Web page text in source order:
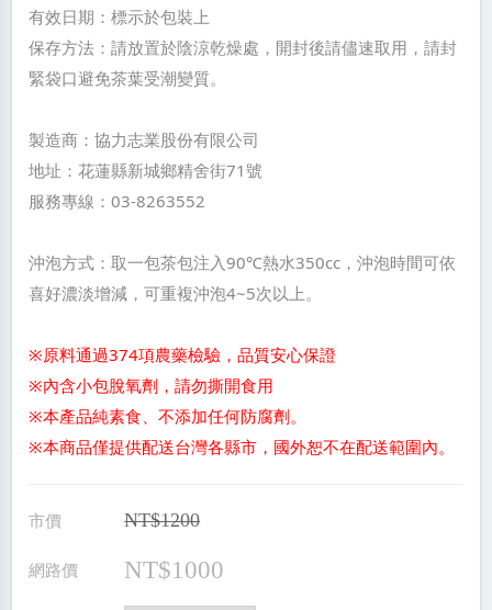
有效日期：標示於包裝上
保存方法：請放置於陰涼乾燥處，開封後請儘速取用，請封
緊袋口避免茶葉受潮變質。
製造商：協力志業股份有限公司
地址：花蓮縣新城鄉精舍街71號
服務專線：03-8263552
沖泡方式：取一包茶包注入90℃熱水350cc，沖泡時間可依
喜好濃淡增減，可重複沖泡4~5次以上。
※原料通過374項農藥檢驗，品質安心保證
※內含小包脫氧劑，請勿撕開食用
※本產品純素食、不添加任何防腐劑。
※本商品僅提供配送台灣各縣市，國外恕不在配送範圍內。
市價 NT$1200
網路價 NT$1000